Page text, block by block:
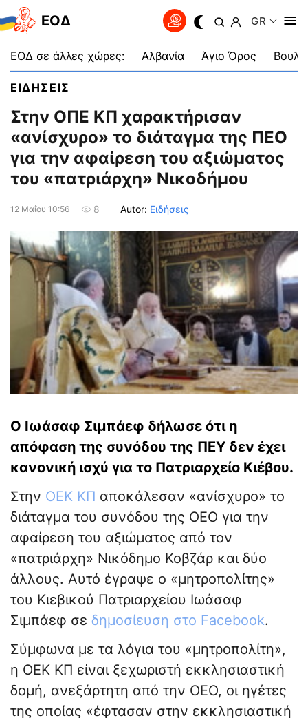
EOΔ GR
ΕΟΔ σε άλλες χώρες: Αλβανία Άγιο Όρος
ΕΙΔΗΣΕΙΣ
Στην ΟΠΕ ΚΠ χαρακτήρισαν
«ανίσχυρο» το διάταγμα της ΠΕΟ
για την αφαίρεση του αξιώματος
του «πατριάρχη» Νικοδήμου
12 Μαΐου 10:56 8 Autor: Ειδήσεις
Ο Ιωάσαφ Σιμπάεφ δήλωσε ότι η
απόφαση της συνόδου της ΠΕΥ δεν έχει
κανονική ισχύ για το Πατριαρχείο Κιέβου.
Στην ΟΕΚ ΚΠ αποκάλεσαν «ανίσχυρο» το
διάταγμα του συνόδου της ΟΕΟ για την
αφαίρεση του αξιώματος από τον
«πατριάρχη» Νικόδημο Κοβζάρ και δύο
άλλους. Αυτό έγραψε ο «μητροπολίτης»
του Κιεβικού Πατριαρχείου Ιωάσαφ
Σιμπάεφ σε δημοσίευση στο Facebook.
Σύμφωνα με τα λόγια του «μητροπολίτη»,
η ΟΕΚ ΚΠ είναι ξεχωριστή εκκλησιαστική
δομή, ανεξάρτητη από την ΟΕΟ, οι ηγέτες
της οποίας «έφτασαν στην εκκλησιαστική